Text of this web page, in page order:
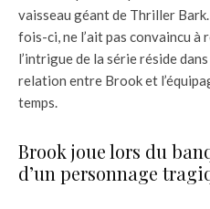
vaisseau géant de Thriller
fois-ci, ne l’ait pas convaincu à
l’intrigue de la série réside
relation entre Brook et
temps.
Brook joue lors du
d’un personnage